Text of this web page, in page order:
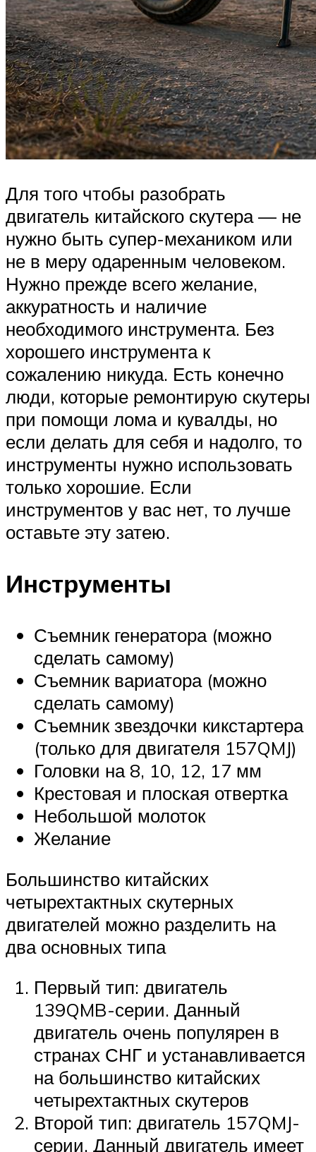
Для того чтобы разобрать
двигатель китайского скутера — не
нужно быть супер-механиком или
не в меру одаренным человеком.
Нужно прежде всего желание,
аккуратность и наличие
необходимого инструмента. Без
хорошего инструмента к
сожалению никуда. Есть конечно
люди, которые ремонтирую скутеры
при помощи лома и кувалды, но
если делать для себя и надолго, то
инструменты нужно использовать
только хорошие. Если
инструментов у вас нет, то лучше
оставьте эту затею.
Инструменты
Съемник генератора (можно
сделать самому)
Съемник вариатора (можно
сделать самому)
Съемник звездочки кикстартера
(только для двигателя 157QMJ)
Головки на 8, 10, 12, 17 мм
Крестовая и плоская отвертка
Небольшой молоток
Желание
Большинство китайских
четырехтактных скутерных
двигателей можно разделить на
два основных типа
Первый тип: двигатель
139QMB-серии. Данный
двигатель очень популярен в
странах СНГ и устанавливается
на большинство китайских
четырехтактных скутеров
Второй тип: двигатель 157QMJ-
серии. Данный двигатель имеет